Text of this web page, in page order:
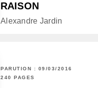
RAISON
Alexandre Jardin
PARUTION : 09/03/2016
240 PAGES